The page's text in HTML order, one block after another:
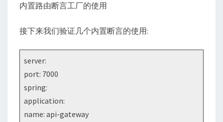
内置路由断言工厂的使用
接下来我们验证几个内置断言的使用:
server:
port: 7000
spring:
application:
name: api-gateway